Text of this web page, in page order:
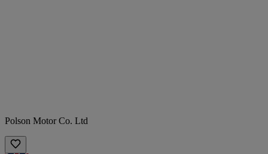
Polson Motor Co. Ltd